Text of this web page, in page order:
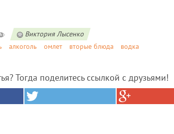
Виктория Лысенко
алкоголь омлет вторые блюда водка
Тогда поделитесь ссылкой с друзьями!